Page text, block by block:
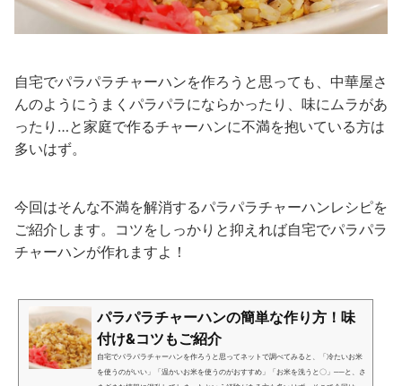
自宅でパラパラチャーハンを作ろうと思っても、中華屋さ
んのようにうまくパラパラにならかったり、味にムラがあ
ったり…と家庭で作るチャーハンに不満を抱いている方は
多いはず。
今回はそんな不満を解消するパラパラチャーハンレシピを
ご紹介します。コツをしっかりと抑えれば自宅でパラパラ
チャーハンが作れますよ！
パラパラチャーハンの簡単な作り方！味
付け&コツもご紹介
自宅でパラパラチャーハンを作ろうと思ってネットで調べてみると、「冷たいお米
を使うのがいい」「温かいお米を使うのがおすすめ」「お米を洗うと〇」──と、さ